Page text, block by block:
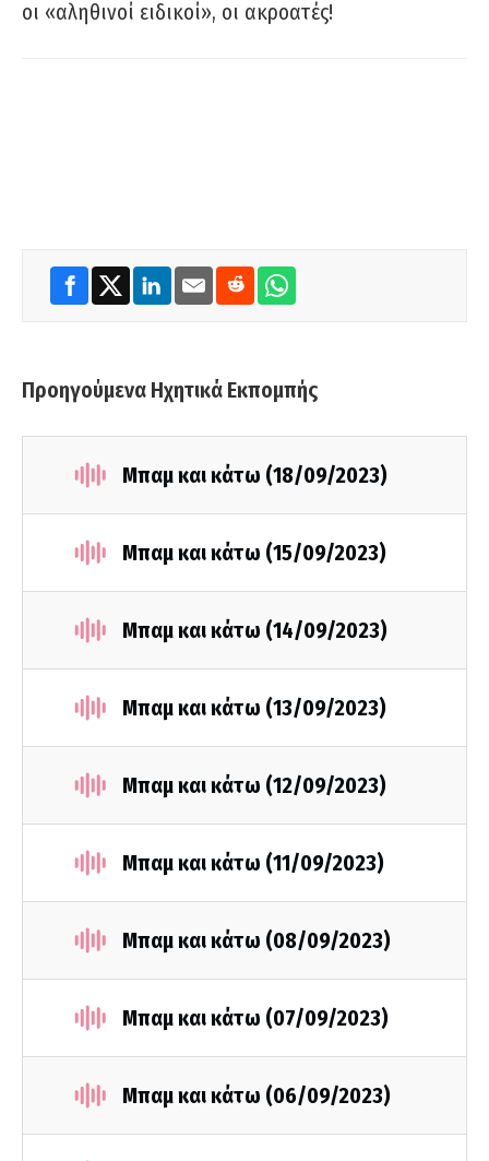
οι «αληθινοί ειδικοί», οι ακροατές!
Προηγούμενα Ηχητικά Εκπομπής
Μπαμ και κάτω (18/09/2023)
Μπαμ και κάτω (15/09/2023)
Μπαμ και κάτω (14/09/2023)
Μπαμ και κάτω (13/09/2023)
Μπαμ και κάτω (12/09/2023)
Μπαμ και κάτω (11/09/2023)
Μπαμ και κάτω (08/09/2023)
Μπαμ και κάτω (07/09/2023)
Μπαμ και κάτω (06/09/2023)